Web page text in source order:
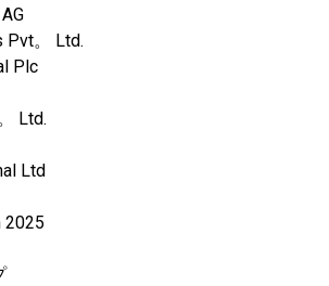
Pvt。 Ltd.
Plc
Ltd.
Ltd
2025